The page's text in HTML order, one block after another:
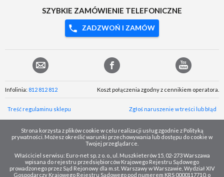
SZYBKIE ZAMÓWIENIE TELEFONICZNE
ZADZWOŃ I ZAMÓW
Infolinia: 812 812 812 Koszt połączenia zgodny z cennikiem operatora.
Treść regulaminu sklepu Zgłoś naruszenie w treści lub błąd
Strona korzysta z plików cookie w celu realizacji usług zgodnie z Polityką
prywatności. Możesz określić warunki przechowywania lub dostępu do cookie w
Twojej przeglądarce.
Właściciel serwisu: Euro-net sp. z o. o., ul. Muszkieterów 15, 02-273 Warszawa
wpisana do rejestru przedsiębiorców Krajowego Rejestru Sądowego
prowadzonego przez Sąd Rejonowy dla m.st. Warszawy w Warszawie, Wydział XIV
Gospodarczy Krajowego Rejestru Sądowego pod numerem KRS 0000117710, o